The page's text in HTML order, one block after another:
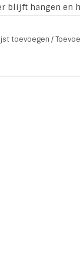
blijft hangen en
steel 316L)
toevoegen /